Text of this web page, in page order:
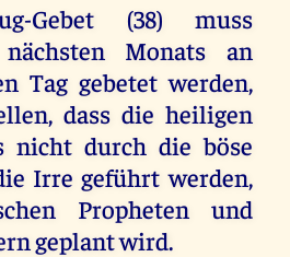
Gebet (38) muss
Monats an
Tag gebetet werden,
dass die heiligen
nicht durch die böse
Irre geführt werden,
Propheten und
geplant wird.